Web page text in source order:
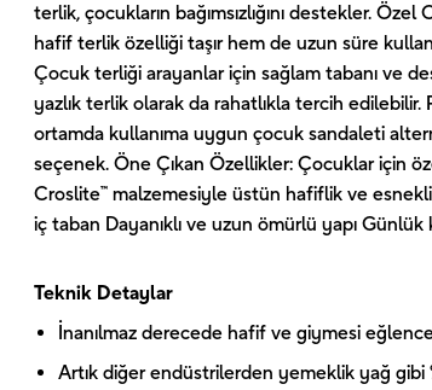
terlik, çocukların bağımsızlığını destekler.
hafif terlik özelliği taşır hem de uzun süre
Çocuk terliği arayanlar için sağlam tabanı ve
yazlık terlik olarak da rahatlıkla tercih
ortamda kullanıma uygun çocuk sandaleti
seçenek. Öne Çıkan Özellikler: Çocuklar için
Croslite™ malzemesiyle üstün hafiflik ve
iç taban Dayanıklı ve uzun ömürlü yapı
Teknik Detaylar
İnanılmaz derecede hafif ve giymesi
Artık diğer endüstrilerden yemeklik yağ gibi